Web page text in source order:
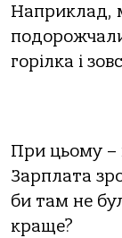
Наприклад,
подорожчали
горілка і
При цьому –
Зарплата
би там не
краще?